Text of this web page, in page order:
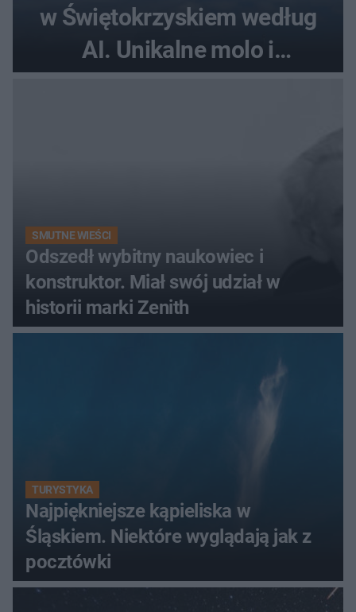
w Świętokrzyskiem według
AI. Unikalne molo i
SMUTNE WIEŚCI
Odszedł wybitny naukowiec i
konstruktor. Miał swój udział w
historii marki Zenith
TURYSTYKA
Najpiękniejsze kąpieliska w
Śląskiem. Niektóre wyglądają jak z
pocztówki